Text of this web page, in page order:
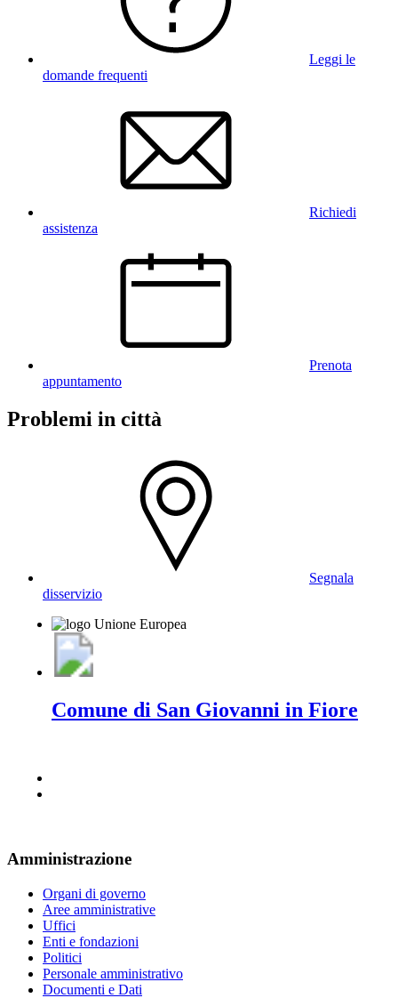
Leggi le
domande frequenti
Richiedi
assistenza
Prenota
appuntamento
Problemi in città
Segnala
disservizio
Comune di San Giovanni in Fiore
Amministrazione
Organi di governo
Aree amministrative
Uffici
Enti e fondazioni
Politici
Personale amministrativo
Documenti e Dati